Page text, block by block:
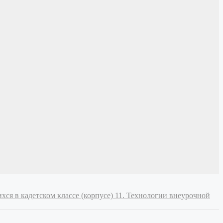
в кадетском классе (корпусе) 11. Технологии внеурочной